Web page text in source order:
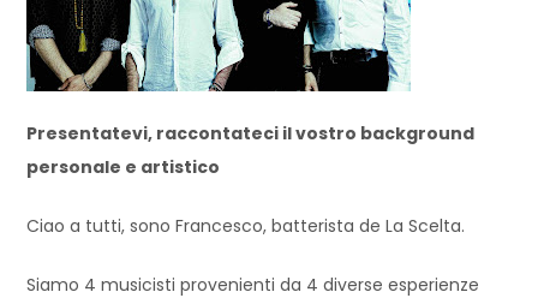
Presentatevi, raccontateci il vostro background
personale e artistico
Ciao a tutti, sono Francesco, batterista de La Scelta.
Siamo 4 musicisti provenienti da 4 diverse esperienze